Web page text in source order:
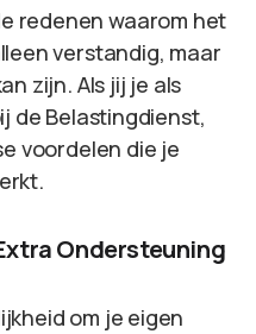
redenen waarom het
verstandig, maar
zijn. Als jij je als
de Belastingdienst,
voordelen die je
Ondersteuning
om je eigen